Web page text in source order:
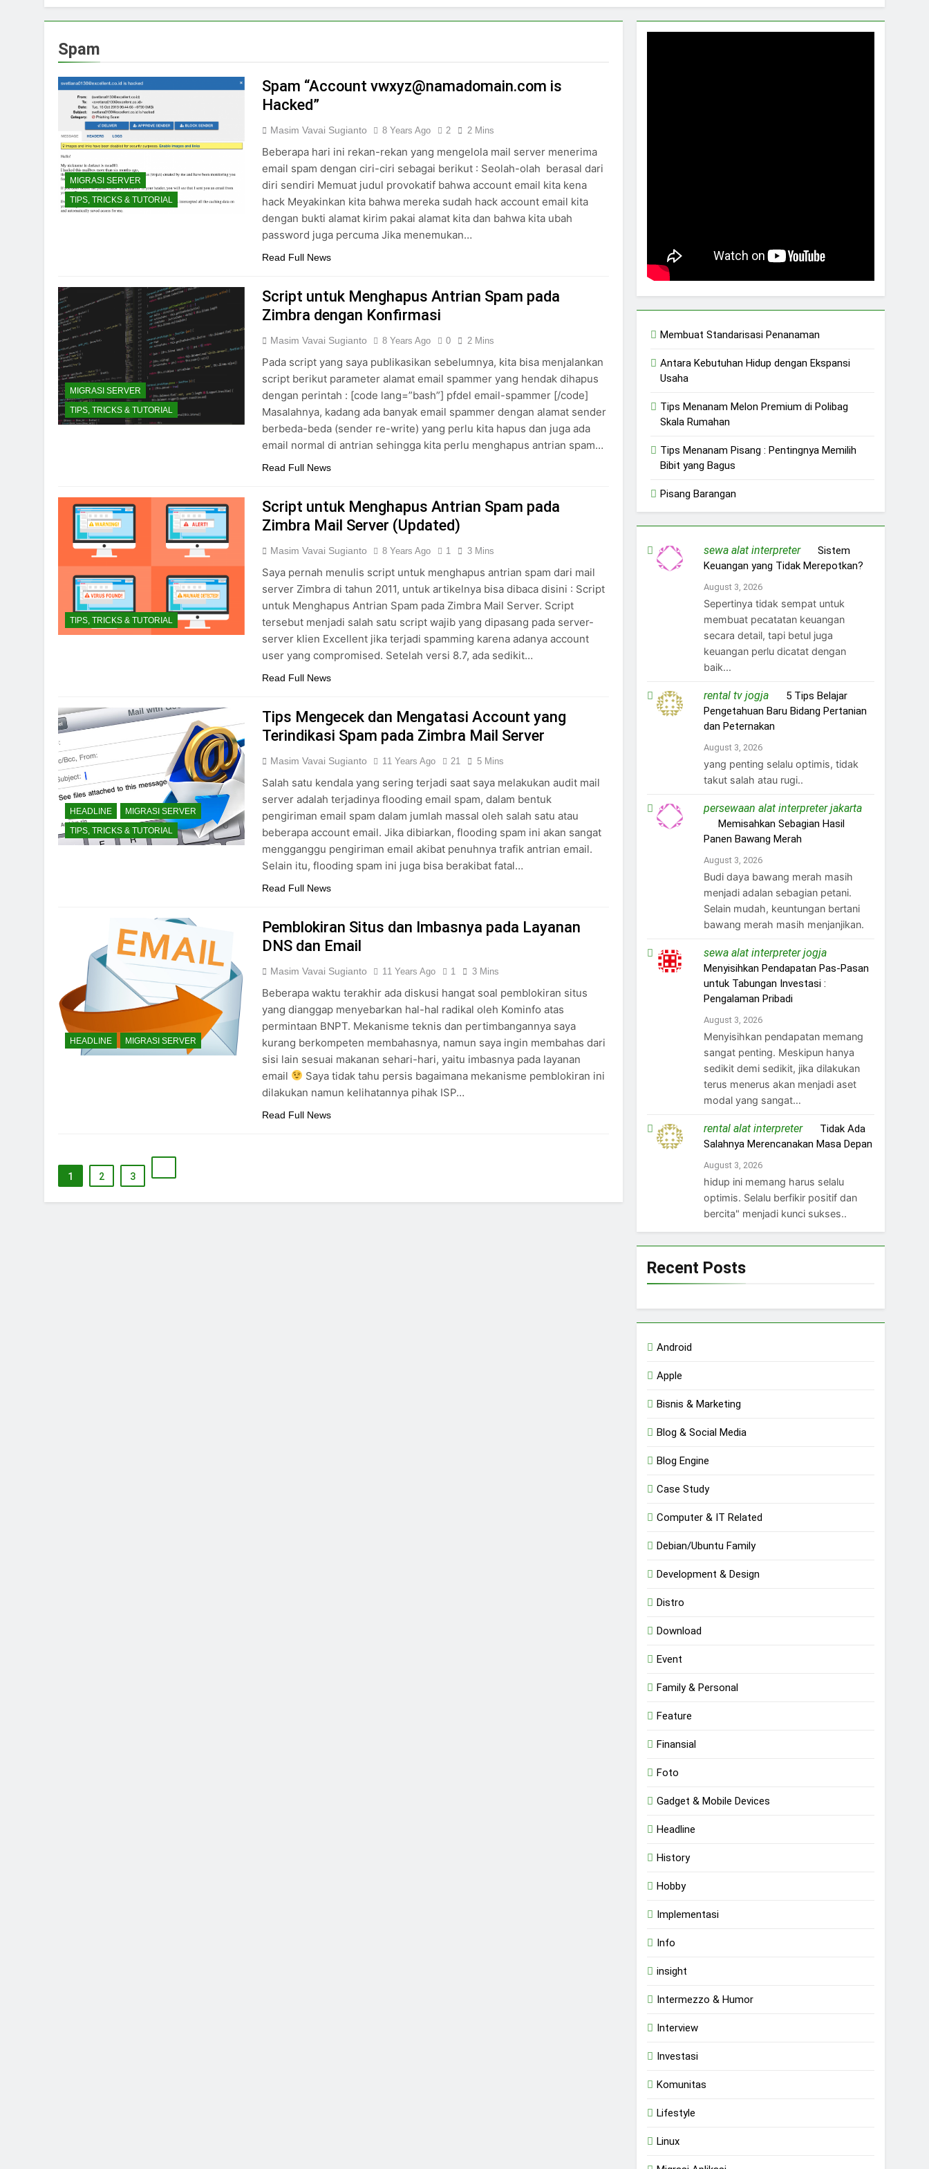
Spam
MIGRASI SERVER
TIPS, TRICKS & TUTORIAL
Spam “Account vwxyz@namadomain.com is
Hacked”
Masim Vavai Sugianto 8 Years Ago 2 2 Mins
Beberapa hari ini rekan-rekan yang mengelola mail server menerima
email spam dengan ciri-ciri sebagai berikut : Seolah-olah berasal dari
diri sendiri Memuat judul provokatif bahwa account email kita kena
hack Meyakinkan kita bahwa mereka sudah hack account email kita
dengan bukti alamat kirim pakai alamat kita dan bahwa kita ubah
password juga percuma Jika menemukan…
Read Full News
MIGRASI SERVER
TIPS, TRICKS & TUTORIAL
Script untuk Menghapus Antrian Spam pada
Zimbra dengan Konfirmasi
Masim Vavai Sugianto 8 Years Ago 0 2 Mins
Pada script yang saya publikasikan sebelumnya, kita bisa menjalankan
script berikut parameter alamat email spammer yang hendak dihapus
dengan perintah : [code lang=”bash”] pfdel email-spammer [/code]
Masalahnya, kadang ada banyak email spammer dengan alamat sender
berbeda-beda (sender re-write) yang perlu kita hapus dan juga ada
email normal di antrian sehingga kita perlu menghapus antrian spam…
Read Full News
TIPS, TRICKS & TUTORIAL
Script untuk Menghapus Antrian Spam pada
Zimbra Mail Server (Updated)
Masim Vavai Sugianto 8 Years Ago 1 3 Mins
Saya pernah menulis script untuk menghapus antrian spam dari mail
server Zimbra di tahun 2011, untuk artikelnya bisa dibaca disini : Script
untuk Menghapus Antrian Spam pada Zimbra Mail Server. Script
tersebut menjadi salah satu script wajib yang dipasang pada server-
server klien Excellent jika terjadi spamming karena adanya account
user yang compromised. Setelah versi 8.7, ada sedikit…
Read Full News
HEADLINE
MIGRASI SERVER
TIPS, TRICKS & TUTORIAL
Tips Mengecek dan Mengatasi Account yang
Terindikasi Spam pada Zimbra Mail Server
Masim Vavai Sugianto 11 Years Ago 21 5 Mins
Salah satu kendala yang sering terjadi saat saya melakukan audit mail
server adalah terjadinya flooding email spam, dalam bentuk
pengiriman email spam dalam jumlah massal oleh salah satu atau
beberapa account email. Jika dibiarkan, flooding spam ini akan sangat
mengganggu pengiriman email akibat penuhnya trafik antrian email.
Selain itu, flooding spam ini juga bisa berakibat fatal…
Read Full News
HEADLINE MIGRASI SERVER
Pemblokiran Situs dan Imbasnya pada Layanan
DNS dan Email
Masim Vavai Sugianto 11 Years Ago 1 3 Mins
Beberapa waktu terakhir ada diskusi hangat soal pemblokiran situs
yang dianggap menyebarkan hal-hal radikal oleh Kominfo atas
permintaan BNPT. Mekanisme teknis dan pertimbangannya saya
kurang berkompeten membahasnya, namun saya ingin membahas dari
sisi lain sesuai makanan sehari-hari, yaitu imbasnya pada layanan
email
Saya tidak tahu persis bagaimana mekanisme pemblokiran ini
dilakukan namun kelihatannya pihak ISP…
Read Full News
1 2 3
Membuat Standarisasi Penanaman
Antara Kebutuhan Hidup dengan Ekspansi
Usaha
Tips Menanam Melon Premium di Polibag
Skala Rumahan
Tips Menanam Pisang : Pentingnya Memilih
Bibit yang Bagus
Pisang Barangan
sewa alat interpreteron Sistem
Keuangan yang Tidak Merepotkan?
August 3, 2026
Sepertinya tidak sempat untuk
membuat pecatatan keuangan
secara detail, tapi betul juga
keuangan perlu dicatat dengan
baik...
rental tv jogjaon 5 Tips Belajar
Pengetahuan Baru Bidang Pertanian
dan Peternakan
August 3, 2026
yang penting selalu optimis, tidak
takut salah atau rugi..
persewaan alat interpreter jakarta
Memisahkan Sebagian Hasil
Panen Bawang Merah
August 3, 2026
Budi daya bawang merah masih
menjadi adalan sebagian petani.
Selain mudah, keuntungan bertani
bawang merah masih menjanjikan.
sewa alat interpreter jogjaon
Menyisihkan Pendapatan Pas-Pasan
untuk Tabungan Investasi :
Pengalaman Pribadi
August 3, 2026
Menyisihkan pendapatan memang
sangat penting. Meskipun hanya
sedikit demi sedikit, jika dilakukan
terus menerus akan menjadi aset
modal yang sangat…
rental alat interpreteron Tidak Ada
Salahnya Merencanakan Masa Depan
August 3, 2026
hidup ini memang harus selalu
optimis. Selalu berfikir positif dan
bercita" menjadi kunci sukses..
Recent Posts
Android
Apple
Bisnis & Marketing
Blog & Social Media
Blog Engine
Case Study
Computer & IT Related
Debian/Ubuntu Family
Development & Design
Distro
Download
Event
Family & Personal
Feature
Finansial
Foto
Gadget & Mobile Devices
Headline
History
Hobby
Implementasi
Info
insight
Intermezzo & Humor
Interview
Investasi
Komunitas
Lifestyle
Linux